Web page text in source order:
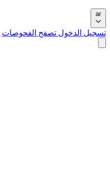
ar
تسجيل الدخول تصفح الفحوصات